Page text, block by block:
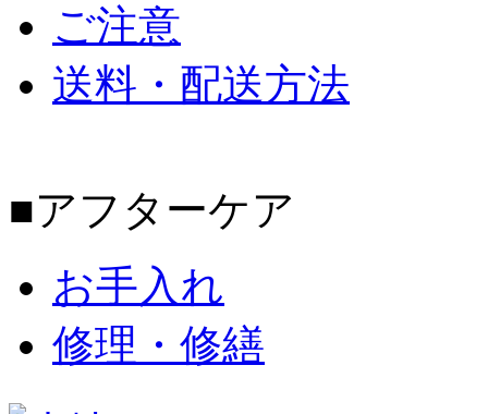
ご注意
送料・配送方法
■アフターケア
お手入れ
修理・修繕